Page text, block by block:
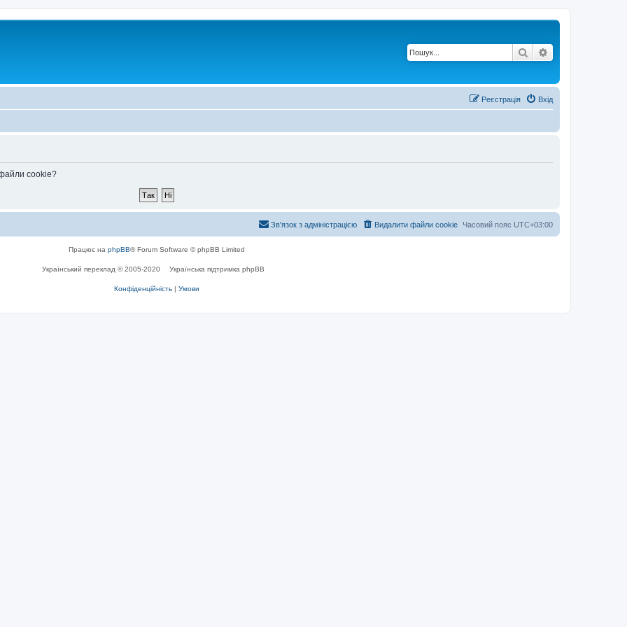
Пошук
Вхід
Реєстрація
cookie?
Часовий пояс UTC+03:00
Видалити файли cookie
Зв'язок з адміністрацією
Працює на phpBB® Forum Software © phpBB Limited
Український переклад © 2005-2020 Українська підтримка phpBB
Конфіденційність | Умови